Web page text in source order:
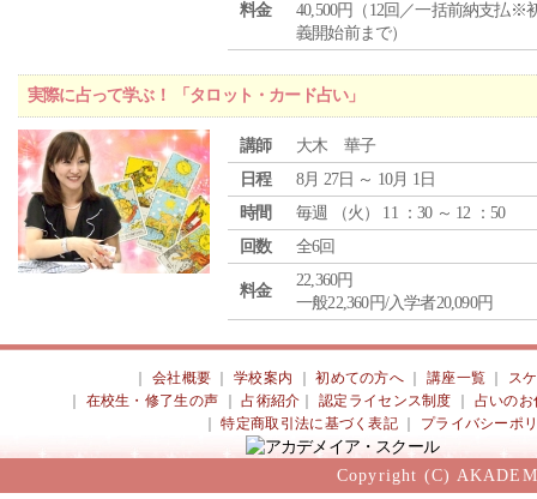
料金
40,500円（12回／一括前納支払※
義開始前まで）
実際に占って学ぶ！ 「タロット・カード占い」
講師
大木 華子
日程
8月 27日 ～ 10月 1日
時間
毎週 （火 ） 11 ：30 ～ 12 ：50
回数
全6回
料金
22,360円
一般22,360円/入学者20,090円
会社概要 ｜学校案内 ｜初めての方へ 講座一覧
ス
在校生・修了生の声 ｜占術紹介 ｜認定ライセンス制度
占いのお
｜特定商取引法に基づく表記 プライバシーポ
Copyright (C)